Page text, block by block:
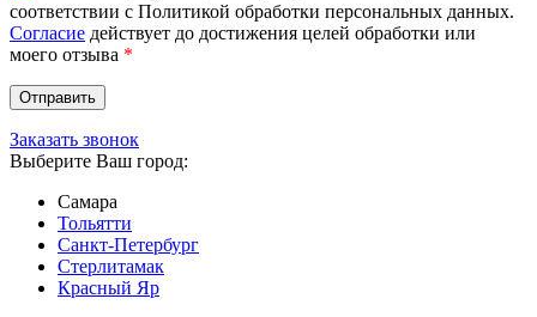
соответствии с Политикой обработки персональных данных.
Согласие действует до достижения целей обработки или
моего отзыва *
Заказать звонок
Выберите Ваш город:
Самара
Тольятти
Санкт-Петербург
Стерлитамак
Красный Яр